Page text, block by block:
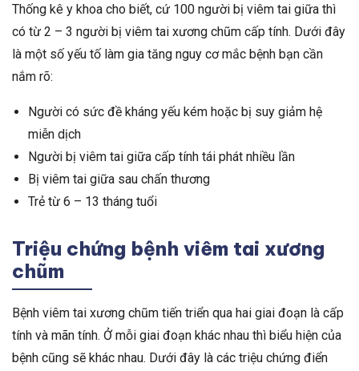
Thống kê y khoa cho biết, cứ 100 người bị viêm tai giữa thì
có từ 2 – 3 người bị viêm tai xương chũm cấp tính. Dưới đây
là một số yếu tố làm gia tăng nguy cơ mắc bệnh bạn cần
nắm rõ:
Người có sức đề kháng yếu kém hoặc bị suy giảm hệ
miễn dịch
Người bị viêm tai giữa cấp tính tái phát nhiều lần
Bị viêm tai giữa sau chấn thương
Trẻ từ 6 – 13 tháng tuổi
Triệu chứng bệnh viêm tai xương
chũm
Bệnh viêm tai xương chũm tiến triển qua hai giai đoạn là cấp
tính và mãn tính. Ở mỗi giai đoạn khác nhau thì biểu hiện của
bệnh cũng sẽ khác nhau. Dưới đây là các triệu chứng điển